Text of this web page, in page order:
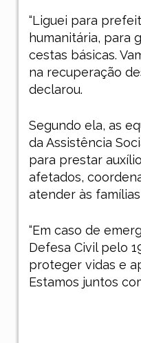
“Liguei para
humanitária, para
cestas básicas.
na recuperação
declarou.
Segundo ela, as
da Assistência
para prestar
afetados,
atender às
“Em caso de
Defesa Civil pelo
proteger vidas e
Estamos juntos